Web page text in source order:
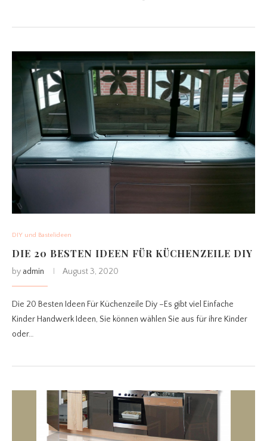
DIY und Bastelideen
DIE 20 BESTEN IDEEN FÜR KÜCHENZEILE DIY
by admin August 3, 2020
Die 20 Besten Ideen Für Küchenzeile Diy –Es gibt viel Einfache
Kinder Handwerk Ideen, Sie können wählen Sie aus für ihre Kinder
oder…